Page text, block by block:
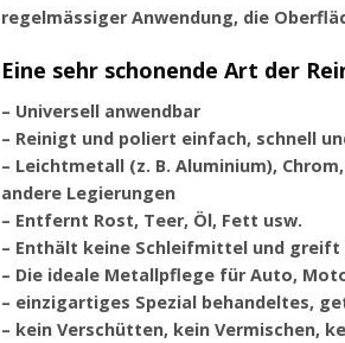
regelmässiger Anwendung, die
Eine sehr schonende Art der
– Universell anwendbar
– Reinigt und poliert einfach, schnell
– Leichtmetall (z. B. Aluminium),
andere Legierungen
– Entfernt Rost, Teer, Öl, Fett usw.
– Enthält keine Schleifmittel und
– Die ideale Metallpflege für Auto,
– einzigartiges Spezial behandeltes,
– kein Verschütten, kein Vermischen,